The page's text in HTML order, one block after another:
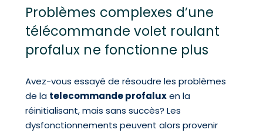
Problèmes complexes d’une
télécommande volet roulant
profalux ne fonctionne plus
Avez-vous essayé de résoudre les problèmes
de la telecommande profaluxen la
réinitialisant, mais sans succès? Les
dysfonctionnements peuvent alors provenir